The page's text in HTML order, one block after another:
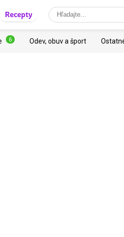
Recepty
6 Odev, obuv a šport